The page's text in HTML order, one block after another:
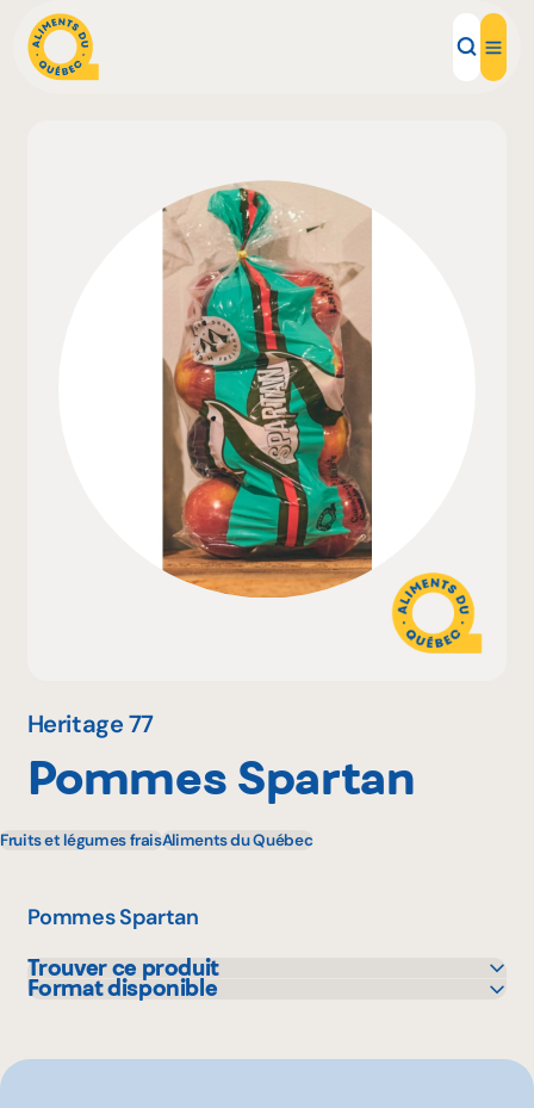
Aliments d'ici
Recettes
Inspirations d'ici
Restaurants
Institutions
À propos
Heritage 77
Pommes Spartan
Fruits et légumes fraisAliments du Québec
Pommes Spartan
Trouver ce produit
Adonis
Bonichoix
Format disponible